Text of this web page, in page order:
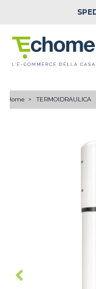
Home TERMOIDRAULICA